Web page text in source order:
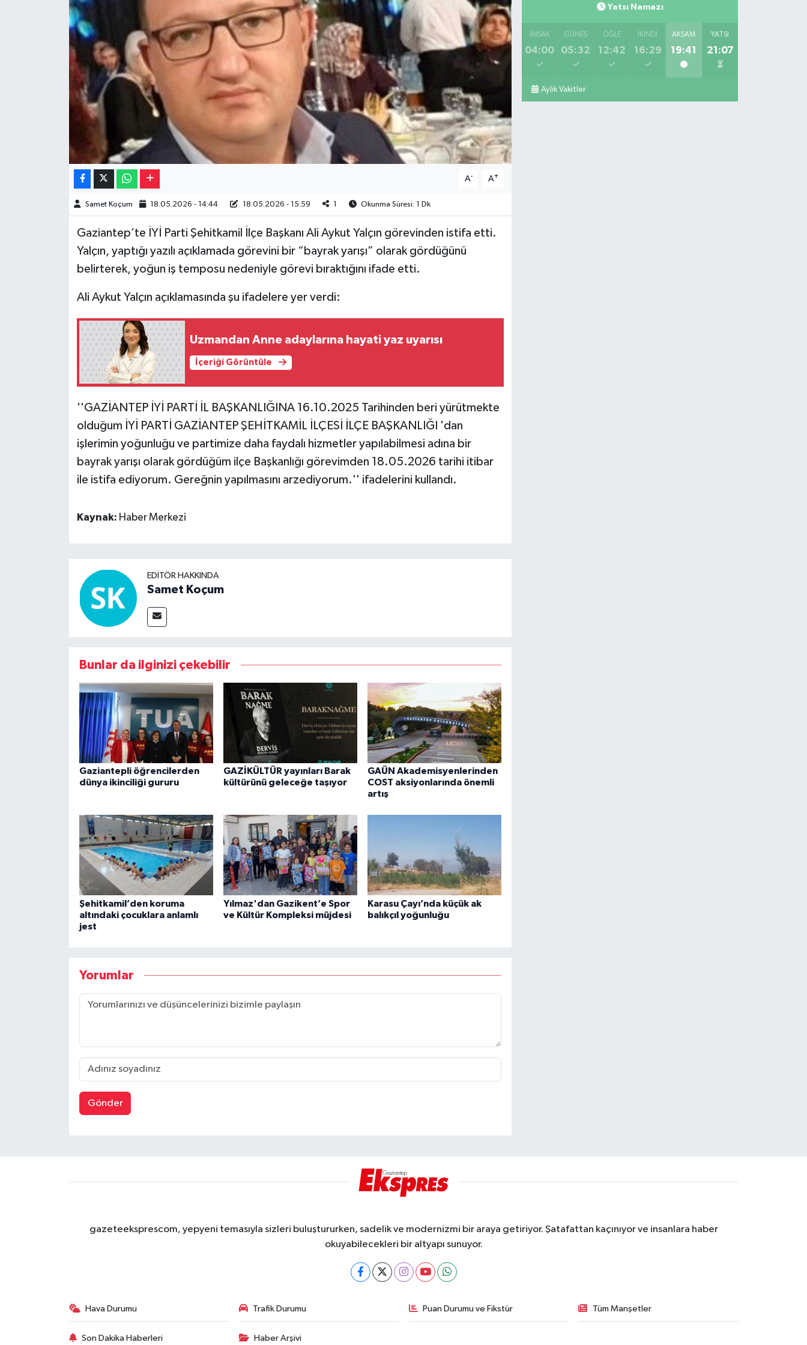
A- A+
Samet Koçum 18.05.2026 - 14:44 18.05.2026 - 15:59 Okunma Süresi: 1 Dk
Gaziantep’te İYİ Parti Şehitkamil İlçe Başkanı Ali Aykut Yalçın görevinden istifa etti.
Yalçın, yaptığı yazılı açıklamada görevini bir “bayrak yarışı” olarak gördüğünü
belirterek, yoğun iş temposu nedeniyle görevi bıraktığını ifade etti.
Ali Aykut Yalçın açıklamasında şu ifadelere yer verdi:
Uzmandan Anne adaylarına hayati yaz uyarısı
İçeriği Görüntüle
''GAZİANTEP İYİ PARTİ İL BAŞKANLIĞINA 16.10.2025 Tarihinden beri yürütmekte
olduğum İYİ PARTİ GAZİANTEP ŞEHİTKAMİL İLÇESİ İLÇE BAŞKANLIĞI 'dan
işlerimin yoğunluğu ve partimize daha faydalı hizmetler yapılabilmesi adına bir
bayrak yarışı olarak gördüğüm ilçe Başkanlığı görevimden 18.05.2026 tarihi itibar
ile istifa ediyorum. Gereğnin yapılmasını arzediyorum.'' ifadelerini kullandı.
Kaynak: Haber Merkezi
EDITÖR HAKKINDA
Samet Koçum
Bunlar da ilginizi çekebilir
Gaziantepli öğrencilerden
dünya ikinciliği gururu
GAZİKÜLTÜR yayınları Barak
kültürünü geleceğe taşıyor
GAÜN Akademisyenlerinden
COST aksiyonlarında önemli
artış
Şehitkamil’den koruma
altındaki çocuklara anlamlı
jest
Yılmaz'dan Gazikent’e Spor
ve Kültür Kompleksi müjdesi
Karasu Çayı’nda küçük ak
balıkçıl yoğunluğu
Yorumlar
Gönder
Yatsı Namazı
İMSAK
04:00
GÜNEŞ
05:32
ÖĞLE
12:42
İKINDI
16:29
AKŞAM
19:41
YATSI
21:07
Aylık Vakitler
gazeteeksprescom, yepyeni temasıyla sizleri buluştururken, sadelik ve modernizmi bir araya getiriyor. Şatafattan kaçınıyor ve insanlara haber
okuyabilecekleri bir altyapı sunuyor.
Hava Durumu Trafik Durumu Puan Durumu ve Fikstür Tüm Manşetler
Son Dakika Haberleri Haber Arşivi
Resmi İlanlar
Sinemalar
Teknoloji
Video Haber
Yeme-İçme